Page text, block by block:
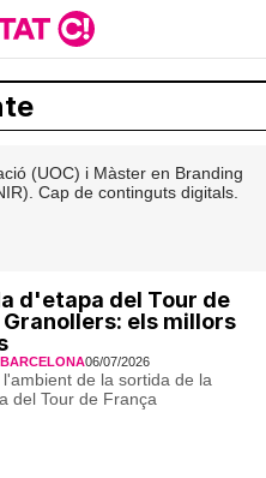
(UOC) i Màster en Branding
Cap de continguts digitals.
d'etapa del Tour de
Granollers: els millors
06/07/2026
de la sortida de la
del Tour de França